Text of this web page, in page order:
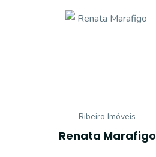
Ribeiro Imóveis
Renata Marafigo